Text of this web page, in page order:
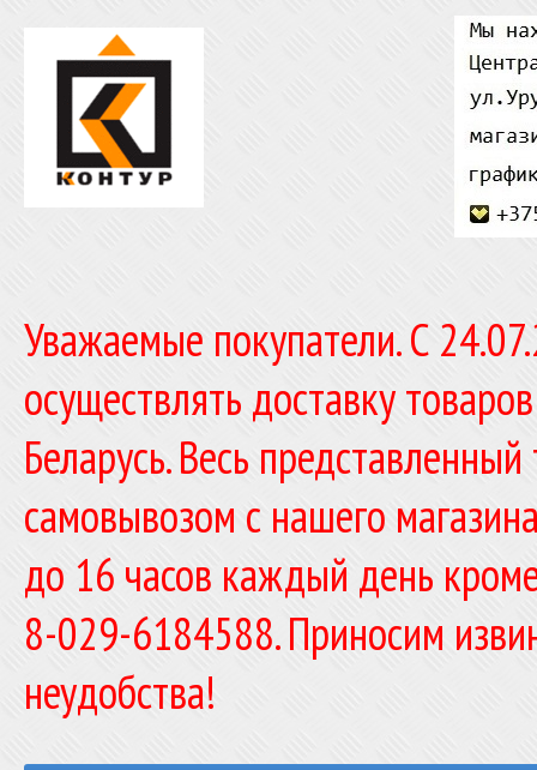
Уважаемые покупатели. C
осуществлять доставку
Беларусь. Весь
самовывозом с нашего
до 16 часов каждый день
8-029-6184588. Приносим
неудобства!